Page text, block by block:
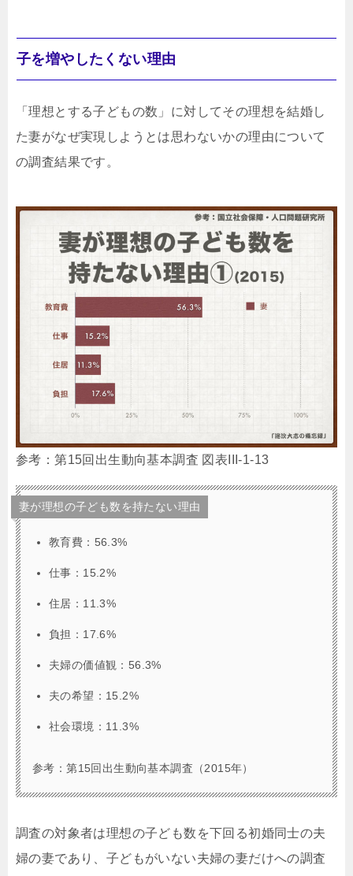
子を増やしたくない理由
「理想とする子どもの数」に対してその理想を結婚し
た妻がなぜ実現しようとは思わないかの理由について
の調査結果です。
参考：第15回出生動向基本調査 図表III-1-13
妻が理想の子ども数を持たない理由
教育費：56.3%
仕事：15.2%
住居：11.3%
負担：17.6%
夫婦の価値観：56.3%
夫の希望：15.2%
社会環境：11.3%
参考：第15回出生動向基本調査（2015年）
調査の対象者は理想の子ども数を下回る初婚同士の夫
婦の妻であり、子どもがいない夫婦の妻だけへの調査